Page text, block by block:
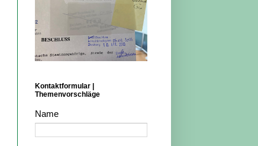
Kontaktformular |
Themenvorschläge
Name